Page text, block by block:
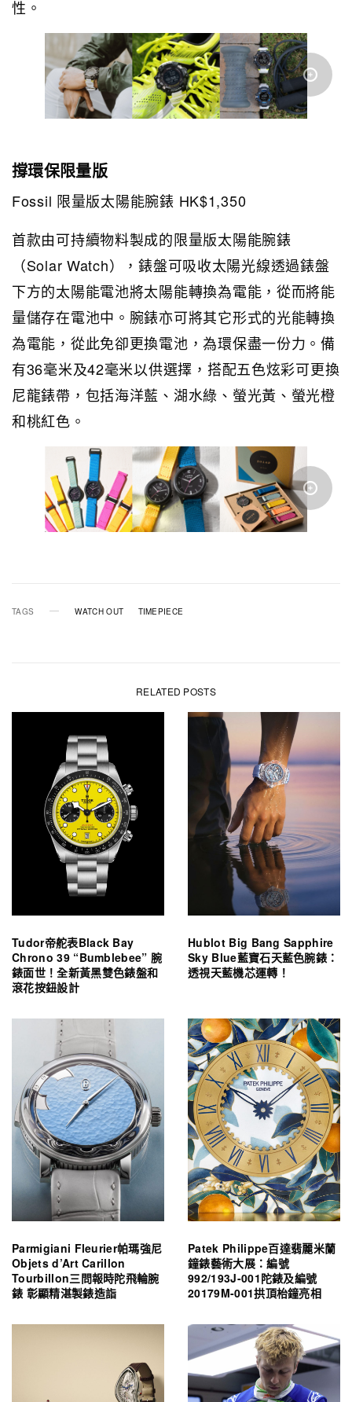
性。
撐環保限量版
Fossil 限量版太陽能腕錶 HK$1,350
首款由可持續物料製成的限量版太陽能腕錶
（Solar Watch），錶盤可吸收太陽光線透過錶盤
下方的太陽能電池將太陽能轉換為電能，從而將能
量儲存在電池中。腕錶亦可將其它形式的光能轉換
為電能，從此免卻更換電池，為環保盡一份力。備
有36毫米及42毫米以供選擇，搭配五色炫彩可更換
尼龍錶帶，包括海洋藍、湖水綠、螢光黃、螢光橙
和桃紅色。
TAGS WATCH OUT TIMEPIECE
RELATED POSTS
Tudor帝舵表Black Bay
Chrono 39 “Bumblebee” 腕
錶面世！全新黃黑雙色錶盤和
滾花按鈕設計
Hublot Big Bang Sapphire
Sky Blue藍寶石天藍色腕錶：
透視天藍機芯運轉！
Parmigiani Fleurier帕瑪強尼
Objets d’Art Carillon
Tourbillon三問報時陀飛輪腕
錶 彰顯精湛製錶造詣
Patek Philippe百達翡麗米蘭
鐘錶藝術大展：編號
992/193J-001陀錶及編號
20179M-001拱頂枱鐘亮相